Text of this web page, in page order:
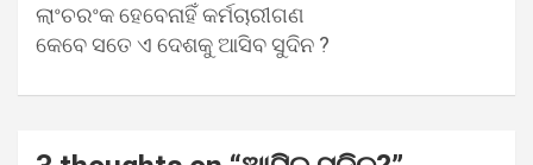
ଲାଂଚରଂକ ହେବେନାହିଁ କର୍ମଚାରୀଗଣ
କେବେ ସତେ ଏ ଦେଶକୁ ଆସିବ ସୁଦିନ ?